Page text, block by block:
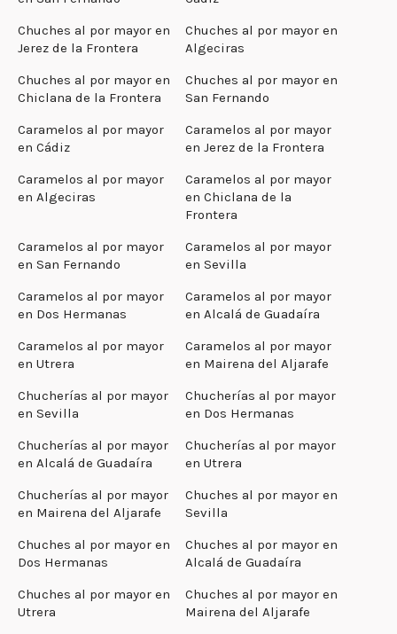
Chuches al por mayor en
Jerez de la Frontera
Chuches al por mayor en
Algeciras
Chuches al por mayor en
Chiclana de la Frontera
Chuches al por mayor en
San Fernando
Caramelos al por mayor
en Cádiz
Caramelos al por mayor
en Jerez de la Frontera
Caramelos al por mayor
en Algeciras
Caramelos al por mayor
en Chiclana de la
Frontera
Caramelos al por mayor
en San Fernando
Caramelos al por mayor
en Sevilla
Caramelos al por mayor
en Dos Hermanas
Caramelos al por mayor
en Alcalá de Guadaíra
Caramelos al por mayor
en Utrera
Caramelos al por mayor
en Mairena del Aljarafe
Chucherías al por mayor
en Sevilla
Chucherías al por mayor
en Dos Hermanas
Chucherías al por mayor
en Alcalá de Guadaíra
Chucherías al por mayor
en Utrera
Chucherías al por mayor
en Mairena del Aljarafe
Chuches al por mayor en
Sevilla
Chuches al por mayor en
Dos Hermanas
Chuches al por mayor en
Alcalá de Guadaíra
Chuches al por mayor en
Utrera
Chuches al por mayor en
Mairena del Aljarafe